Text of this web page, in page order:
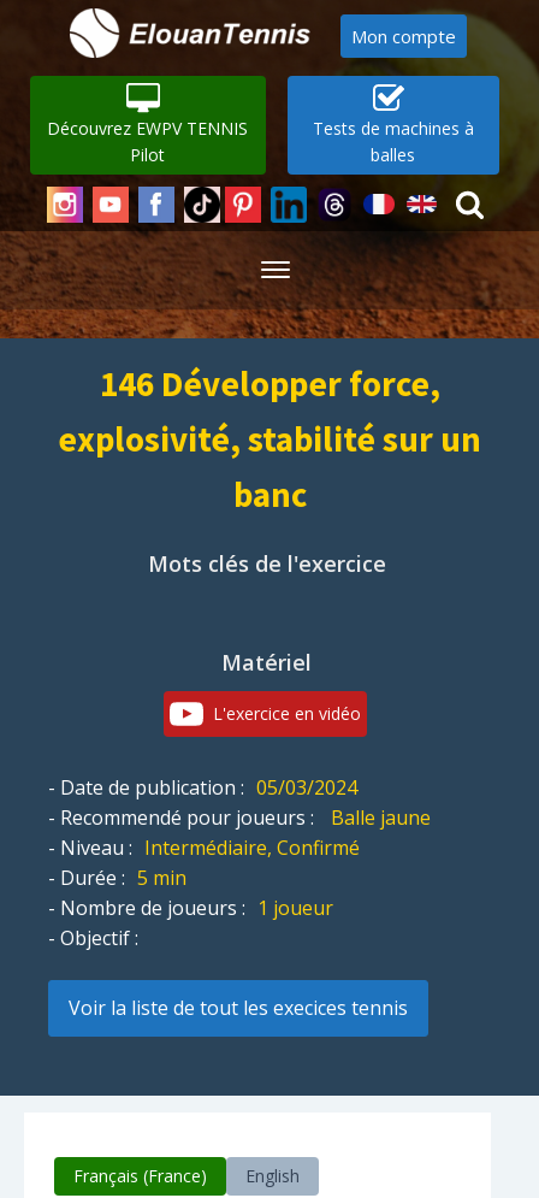
Mon compte
Découvrez EWPV TENNIS
Pilot
Tests de machines à
balles
146 Développer force,
explosivité, stabilité sur un
banc
Mots clés de l'exercice
Matériel
L'exercice en vidéo
- Date de publication : 05/03/2024
- Recommendé pour joueurs :
Balle jaune
- Niveau : Intermédiaire, Confirmé
- Durée : 5 min
- Nombre de joueurs : 1 joueur
- Objectif :
Voir la liste de tout les execices tennis
Français (France) English